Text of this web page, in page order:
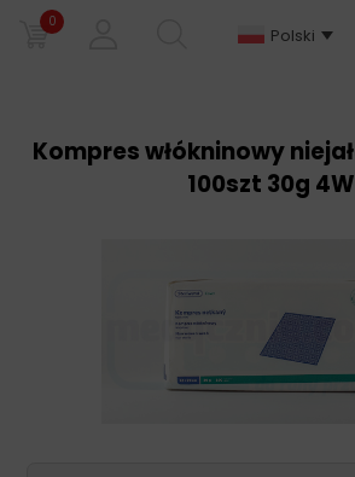
0
Polski
Kompres włókninowy
100szt 30g 4W